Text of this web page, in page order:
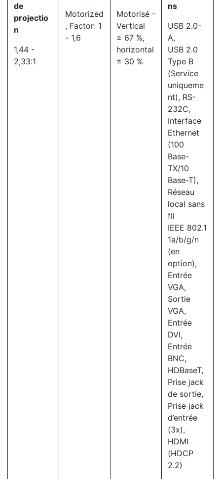
de
projectio
n
1,44 -
2,33:1
Motorized
, Factor: 1
- 1,6
Motorisé -
Vertical
± 67 %,
horizontal
± 30 %
ns
USB 2.0-
A,
USB 2.0
Type B
(Service
uniqueme
nt), RS-
232C,
Interface
Ethernet
(100
Base-
TX/10
Base-T),
Réseau
local sans
fil
IEEE 802.1
1a/b/g/n
(en
option),
Entrée
VGA,
Sortie
VGA,
Entrée
DVI,
Entrée
BNC,
HDBaseT,
Prise jack
de sortie,
Prise jack
d’entrée
(3x),
HDMI
(HDCP
2.2)